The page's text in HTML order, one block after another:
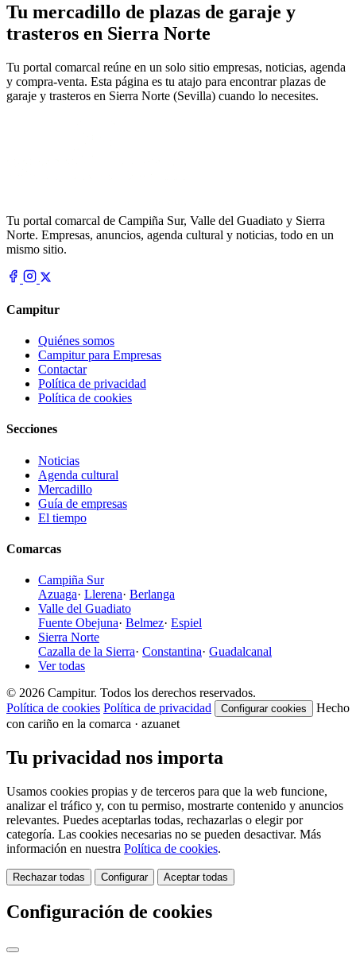
Tu mercadillo de plazas de garaje y
trasteros en Sierra Norte
Tu portal comarcal reúne en un solo sitio empresas, noticias, agenda
y compra-venta. Esta página es tu atajo para encontrar plazas de
garaje y trasteros en Sierra Norte (Sevilla) cuando lo necesites.
Tu portal comarcal de Campiña Sur, Valle del Guadiato y Sierra
Norte. Empresas, anuncios, agenda cultural y noticias, todo en un
mismo sitio.
Campitur
Quiénes somos
Campitur para Empresas
Contactar
Política de privacidad
Política de cookies
Secciones
Noticias
Agenda cultural
Mercadillo
Guía de empresas
El tiempo
Comarcas
Campiña Sur
Azuaga· Llerena· Berlanga
Valle del Guadiato
Fuente Obejuna· Belmez· Espiel
Sierra Norte
Cazalla de la Sierra· Constantina· Guadalcanal
Ver todas
© 2026 Campitur. Todos los derechos reservados.
Política de cookies Política de privacidad Configurar cookies
Hecho
con cariño en la comarca · azuanet
Tu privacidad nos importa
Usamos cookies propias y de terceros para que la web funcione,
analizar el tráfico y, con tu permiso, mostrarte contenido y anuncios
relevantes. Puedes aceptarlas todas, rechazarlas o elegir por
categoría. Las cookies necesarias no se pueden desactivar. Más
información en nuestra Política de cookies.
Rechazar todas Configurar Aceptar todas
Configuración de cookies